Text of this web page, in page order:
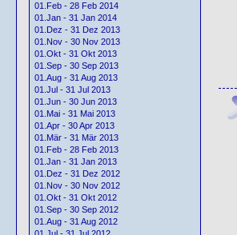
01.Feb - 28 Feb 2014
01.Jan - 31 Jan 2014
01.Dez - 31 Dez 2013
01.Nov - 30 Nov 2013
01.Okt - 31 Okt 2013
01.Sep - 30 Sep 2013
01.Aug - 31 Aug 2013
01.Jul - 31 Jul 2013
01.Jun - 30 Jun 2013
01.Mai - 31 Mai 2013
01.Apr - 30 Apr 2013
01.Mär - 31 Mär 2013
01.Feb - 28 Feb 2013
01.Jan - 31 Jan 2013
01.Dez - 31 Dez 2012
01.Nov - 30 Nov 2012
01.Okt - 31 Okt 2012
01.Sep - 30 Sep 2012
01.Aug - 31 Aug 2012